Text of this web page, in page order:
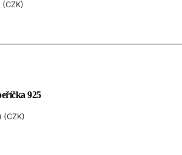
(CZK)
925
(CZK)